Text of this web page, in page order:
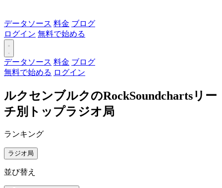
データソース 料金 ブログ
ログイン 無料で始める
データソース 料金 ブログ
無料で始める ログイン
ルクセンブルクのRockSoundchartsリー
チ別トップラジオ局
ランキング
ラジオ局
並び替え